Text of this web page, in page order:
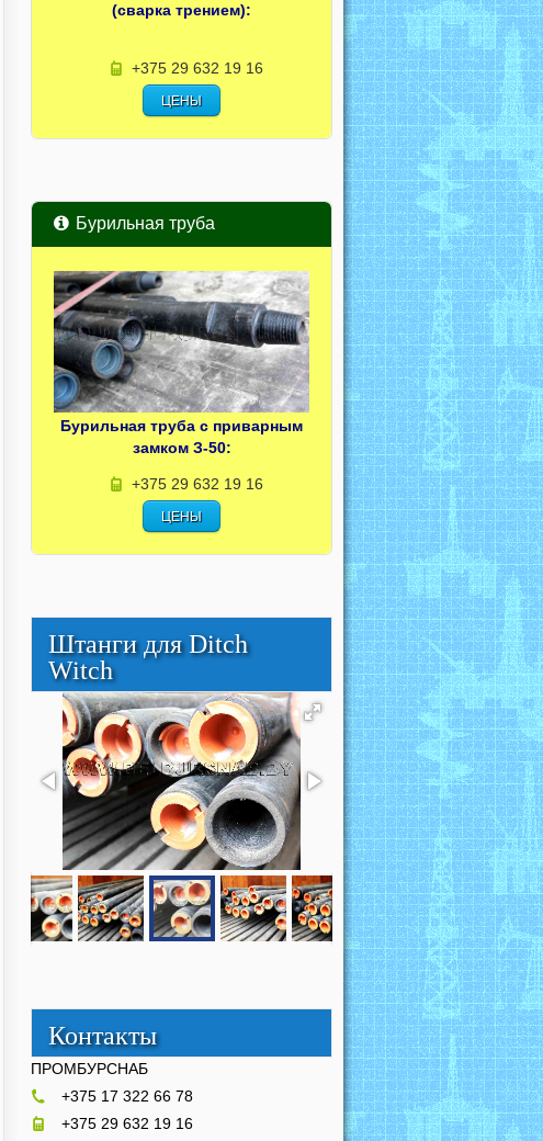
(сварка трением):
+375 29 632 19 16
ЦЕНЫ
Бурильная труба
Бурильная труба с приварным
замком З-50:
+375 29 632 19 16
ЦЕНЫ
Штанги для Ditch
Witch
Контакты
ПРОМБУРСНАБ
+375 17 322 66 78
+375 29 632 19 16